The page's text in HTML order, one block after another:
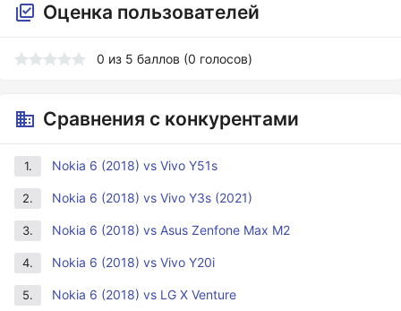
Оценка пользователей
0 из 5 баллов (0 голосов)
Сравнения с конкурентами
1. Nokia 6 (2018) vs Vivo Y51s
2. Nokia 6 (2018) vs Vivo Y3s (2021)
3. Nokia 6 (2018) vs Asus Zenfone Max M2
4. Nokia 6 (2018) vs Vivo Y20i
5. Nokia 6 (2018) vs LG X Venture